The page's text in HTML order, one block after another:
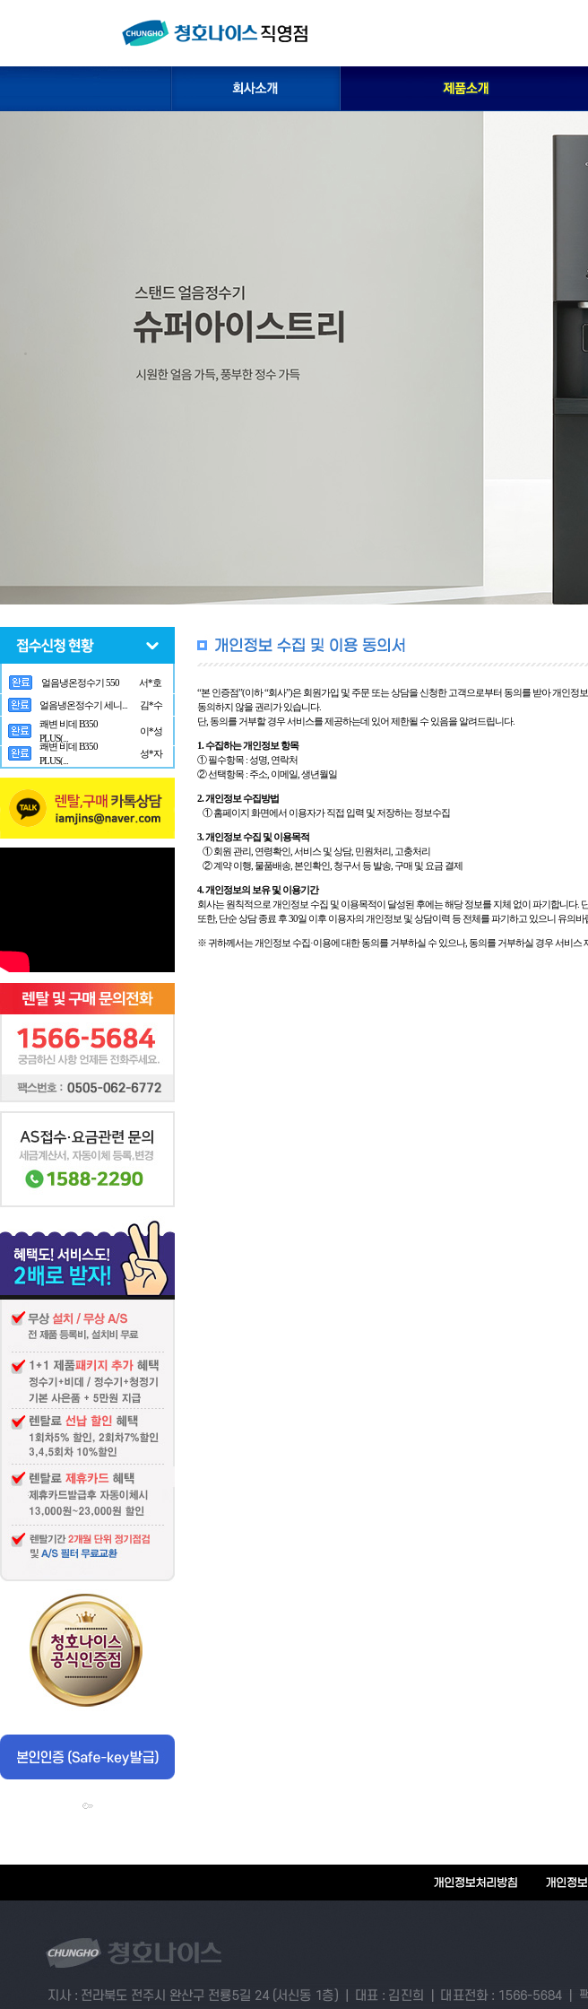
얼음냉온정수기 550 서*호
얼음냉온정수기 세니...
김*수
쾌변 비데 B350
PLUS(...
이*성
쾌변 비데 B350
PLUS(...
성*자
“본 인증점”(이하 “회사”)은 회원가입 및 주문 또는 상담을 신청한 고객으로부터 동의를 받아 개인
동의하지 않을 권리가 있습니다.
단, 동의를 거부할 경우 서비스를 제공하는데 있어 제한될 수 있음을 알려드립니다.
1. 수집하는 개인정보 항목
① 필수항목 : 성명, 연락처
② 선택항목 : 주소, 이메일, 생년월일
2. 개인정보 수집방법
① 홈페이지 화면에서 이용자가 직접 입력 및 저장하는 정보수집
3. 개인정보 수집 및 이용목적
① 회원 관리, 연령확인, 서비스 및 상담, 민원처리, 고충처리
② 계약 이행, 물품배송, 본인확인, 청구서 등 발송, 구매 및 요금 결제
4. 개인정보의 보유 및 이용기간
회사는 원칙적으로 개인정보 수집 및 이용목적이 달성된 후에는 해당 정보를 지체 없이 파기합니다.
또한, 단순 상담 종료 후 30일 이후 이용자의 개인정보 및 상담이력 등 전체를 파기하고 있으니 유의바
※ 귀하께서는 개인정보 수집·이용에 대한 동의를 거부하실 수 있으나, 동의를 거부하실 경우 서비스